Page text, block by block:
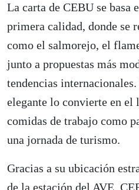
La carta de CEBU se basa
primera calidad, donde se
como el salmorejo, el
junto a propuestas más
tendencias
elegante lo convierte en el
comidas de trabajo como
una jornada de turismo.
Gracias a su ubicación
de la estación del AVE,